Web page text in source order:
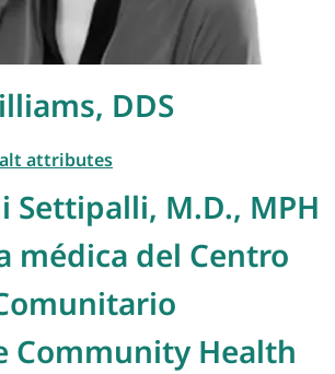
DDS
Settipalli, M.D., MPH
médica del Centro
Community Health